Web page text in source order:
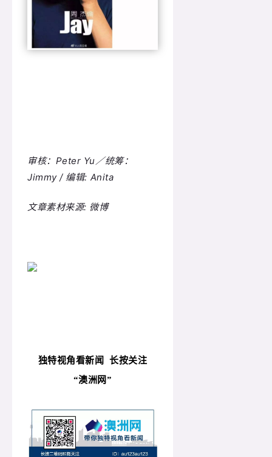
审核：Peter Yu／统筹：
Jimmy / 编辑: Anita
文章素材来源: 微博
独特视角看新闻长按关注
“澳洲网”